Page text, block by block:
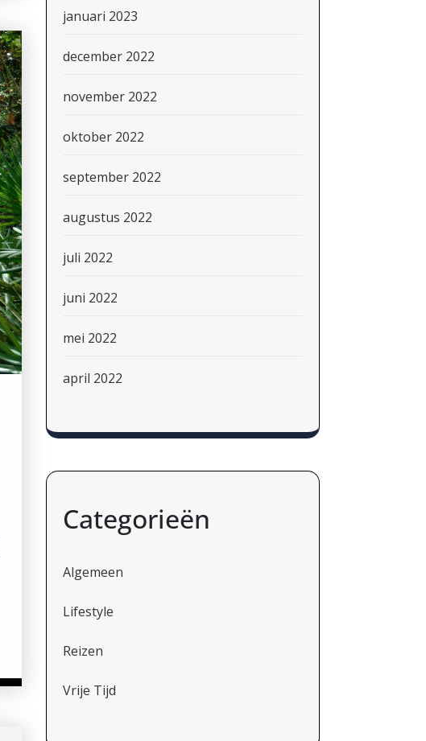
januari 2023
december 2022
november 2022
oktober 2022
september 2022
augustus 2022
juli 2022
juni 2022
mei 2022
april 2022
Categorieën
Algemeen
Lifestyle
Reizen
Vrije Tijd